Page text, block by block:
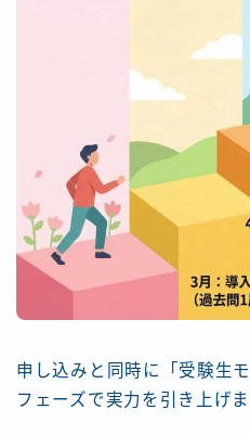
申し込みと同時に「受験生
フェーズで実力を引き上げま